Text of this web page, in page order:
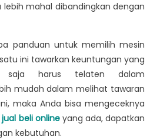
mahal dibandingkan dengan
panduan untuk memilih mesin
ini tawarkan keuntungan yang
saja harus telaten dalam
mudah dalam melihat tawaran
maka Anda bisa mengeceknya
beli onlineyang ada, dapatkan
kebutuhan.